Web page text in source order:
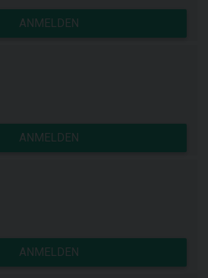
ANMELDEN
ANMELDEN
ANMELDEN